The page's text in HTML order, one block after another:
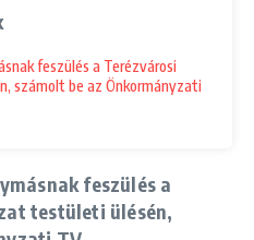
feszülés a Terézvárosi
számolt be az Önkormányzati
feszülés a
testületi ülésén,